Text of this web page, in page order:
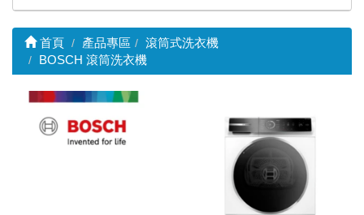
首頁 產品專區
滾筒式洗衣機
BOSCH 滾筒洗衣機